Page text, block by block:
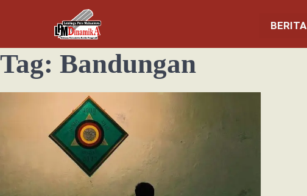
BERITA
Tag: Bandungan